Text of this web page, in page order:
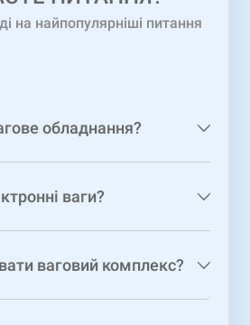
на найпопулярніші питання
обладнання?
ваги?
ваговий комплекс?